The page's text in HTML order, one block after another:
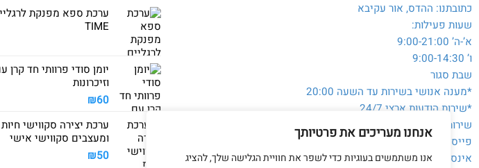
אנחנו מעריכים את פרטיותך
אנו משתמשים בעוגיות כדי לשפר את חוויית הגלישה שלך, להציג
כתובתנו: ההדס, אור עקיבא
שעות פעילות:
א’-ה’ 9:00-21:00
ו’ 9:00-14:30
שבת סגור
*מענה אנושי בשירות עד השעה 20:00
*שירות הודעות ארצי 24/7
שירות לקוחות והזמנות:054-3980564
פייסבוק:@toysale.co.il
אינסטגרם:toysalecoil
TIME
יומן סודי פרוותי חד
וזיכרונות
₪60
ערכת יצירה סקווישי
ומעצבים סקווישי אישי
₪50